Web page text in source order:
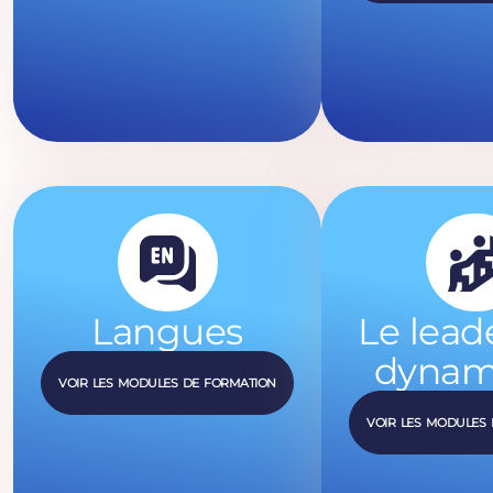
Langues
VOIR LES MODULES DE FORMATION
Le
VOIR LES MODULES